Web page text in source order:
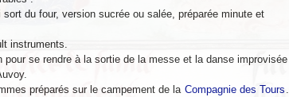
du four, version sucrée ou salée, préparée minute et
instruments.
pour se rendre à la sortie de la messe et la danse improvisée
préparés sur le campement de la Compagnie des Tours .